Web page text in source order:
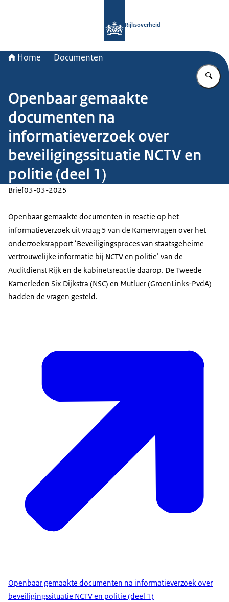
Rijksoverheid
Home Documenten
Openbaar gemaakte
documenten na
informatieverzoek over
beveiligingssituatie NCTV en
politie (deel 1)
Brief03-03-2025
Openbaar gemaakte documenten in reactie op het
informatieverzoek uit vraag 5 van de Kamervragen over het
onderzoeksrapport ‘Beveiligingsproces van staatsgeheime
vertrouwelijke informatie bij NCTV en politie’ van de
Auditdienst Rijk en de kabinetsreactie daarop. De Tweede
Kamerleden Six Dijkstra (NSC) en Mutluer (GroenLinks-PvdA)
hadden de vragen gesteld.
Openbaar gemaakte documenten na informatieverzoek over
beveiligingssituatie NCTV en politie (deel 1)